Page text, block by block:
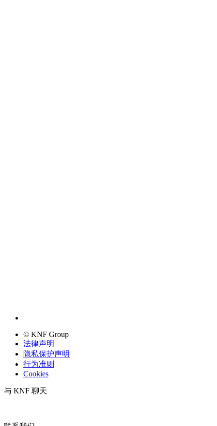
© KNF Group
法律声明
隐私保护声明
行为准则
Cookies
与 KNF 聊天